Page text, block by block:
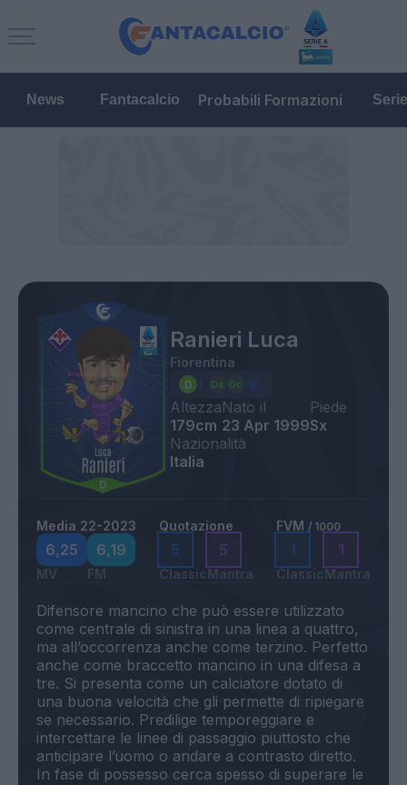
News Fantacalcio Probabili Formazioni
Ranieri Luca
Fiorentina
Altezza
179cm
Nato il
23 Apr 1999
Piede
Sx
Nazionalità
Italia
Media 22-2023
6,25
MV
6,19
FM
Quotazione
5
Classic
5
Mantra
FVM / 1000
1
Classic
1
Mantra
Difensore mancino che può essere utilizzato
come centrale di sinistra in una linea a quattro,
ma all’occorrenza anche come terzino. Perfetto
anche come braccetto mancino in una difesa a
tre. Si presenta come un calciatore dotato di
una buona velocità che gli permette di ripiegare
se necessario. Predilige temporeggiare e
intercettare le linee di passaggio piuttosto che
anticipare l’uomo o andare a contrasto diretto.
In fase di possesso cerca spesso di superare le